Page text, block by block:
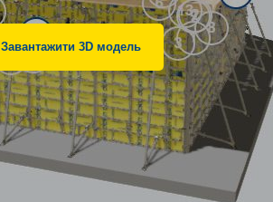
Завантажити 3D модель